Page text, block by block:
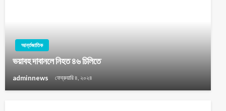
আর্ন্তজাতিক
ভয়াবহ দাবানলে নিহত ৪৬ চিলিতে
adminnews ফেব্রুয়ারি ৪, ২০২৪